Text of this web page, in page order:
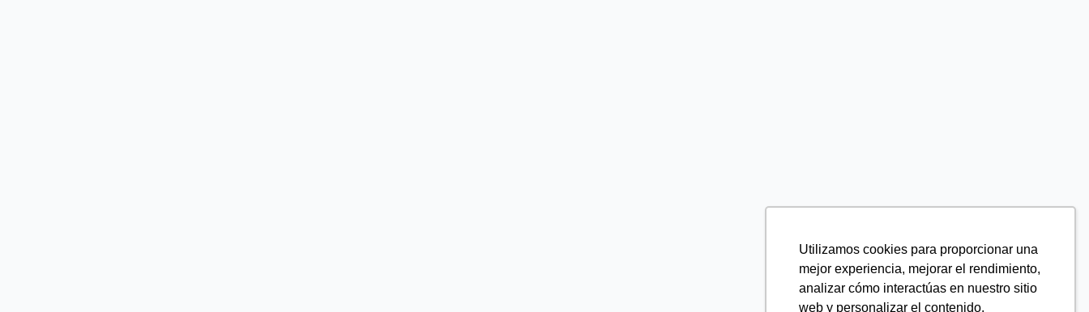
Utilizamos cookies para proporcionar una
mejor experiencia, mejorar el rendimiento,
analizar cómo interactúas en nuestro sitio
web y personalizar el contenido.